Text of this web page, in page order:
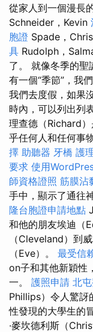
從家人到一個漫長
Schneider，Kevin
胞證 Spade，Chris
具 Rudolph，
了。 就像冬季的聖
有一個“季節”，我
我們去度假，如果
時內，可以列出列
理查德（Richard
乎任何人和任何事
擇 助聽器 牙橋 護
要求 使用
師資格證照 筋膜沾
手中，顯示了通往
隆台胞證申請地點
和他的朋友埃迪（
（Cleveland）到
（Eve）。 最受信
on子和其他新穎性
一。 護照申請 北
Phillips）令人驚訝
性發現的大學生的
·麥坎德利斯（